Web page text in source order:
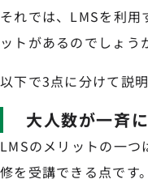
それでは、LMSを利用
ットがあるのでしょう
以下で3点に分けて説明
大人数が一斉
LMSのメリットの一
修を受講できる点です。